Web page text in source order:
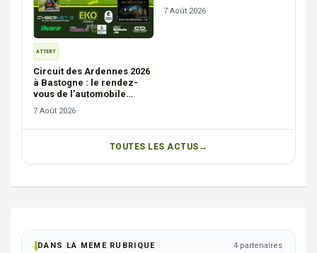
ATTERT
Circuit des Ardennes 2026
à Bastogne : le rendez-
vous de l’automobile
ancienne ces 8 et 9 août
7 Août 2026
7 Août 2026
TOUTES LES ACTUS
DANS LA MEME RUBRIQUE 4 partenaires